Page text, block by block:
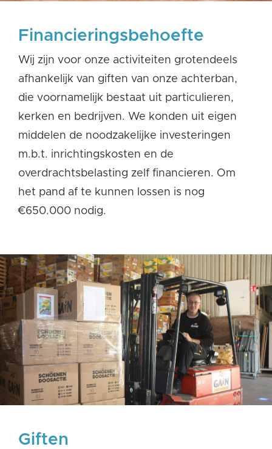
Financieringsbehoefte
Wij zijn voor onze activiteiten grotendeels
afhankelijk van giften van onze achterban,
die voornamelijk bestaat uit particulieren,
kerken en bedrijven. We konden uit eigen
middelen de noodzakelijke investeringen
m.b.t. inrichtingskosten en de
overdrachtsbelasting zelf financieren. Om
het pand af te kunnen lossen is nog
€650.000 nodig.
Giften